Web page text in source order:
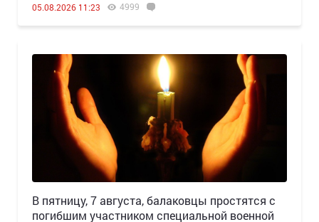
05.08.2026 11:23 4999
В пятницу, 7 августа, балаковцы простятся с
погибшим участником специальной военной